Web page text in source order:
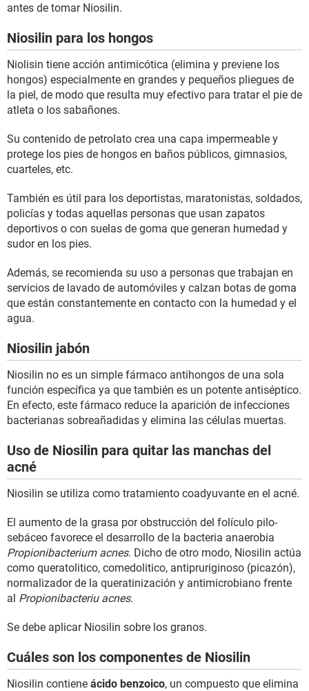
antes de tomar Niosilin.
Niosilin para los hongos
Niolisin tiene acción antimicótica (elimina y previene los
hongos) especialmente en grandes y pequeños pliegues de
la piel, de modo que resulta muy efectivo para tratar el pie de
atleta o los sabañones.
Su contenido de petrolato crea una capa impermeable y
protege los pies de hongos en baños públicos, gimnasios,
cuarteles, etc.
También es útil para los deportistas, maratonistas, soldados,
policías y todas aquellas personas que usan zapatos
deportivos o con suelas de goma que generan humedad y
sudor en los pies.
Además, se recomienda su uso a personas que trabajan en
servicios de lavado de automóviles y calzan botas de goma
que están constantemente en contacto con la humedad y el
agua.
Niosilin jabón
Niosilin no es un simple fármaco antihongos de una sola
función específica ya que también es un potente antiséptico.
En efecto, este fármaco reduce la aparición de infecciones
bacterianas sobreañadidas y elimina las células muertas.
Uso de Niosilin para quitar las manchas del
acné
Niosilin se utiliza como tratamiento coadyuvante en el acné.
El aumento de la grasa por obstrucción del folículo pilo-
sebáceo favorece el desarrollo de la bacteria anaerobia
Propionibacterium acnes. Dicho de otro modo, Niosilin actúa
como queratolitico, comedolitico, antipruriginoso (picazón),
normalizador de la queratinización y antimicrobiano frente
al Propionibacteriu acnes.
Se debe aplicar Niosilin sobre los granos.
Cuáles son los componentes de Niosilin
Niosilin contiene ácido benzoico, un compuesto que elimina